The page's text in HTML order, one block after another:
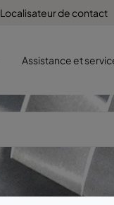
Localisateur de contact
Assistance et